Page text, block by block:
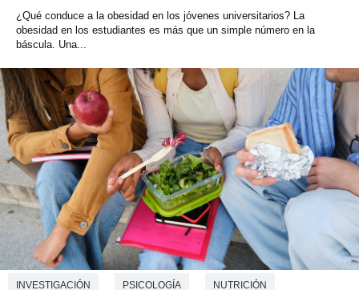
Agenda
English Català
BUSCAR
¿Qué conduce a la obesidad en los jóvenes universitarios? La
obesidad en los estudiantes es más que un simple número en la
báscula. Una...
INVESTIGACIÓN PSICOLOGÍA NUTRICIÓN